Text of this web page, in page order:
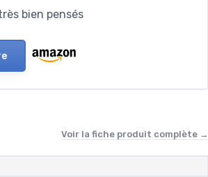
bien pensés
Voir la fiche produit complète →